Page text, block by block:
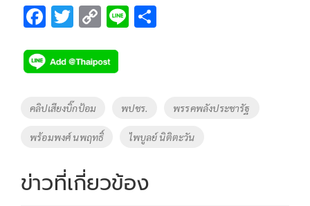
F
e
b
o
k
T
tt
er
C
p
y
n
k
Li
Tags
คลิปเสียงบิ๊กป้อม พปชร. พรรคพลังประชารัฐ
พร้อมพงศ์ นพฤทธิ์ ไพบูลย์ นิติตะวัน
ข่าวที่เกี่ยวข้อง